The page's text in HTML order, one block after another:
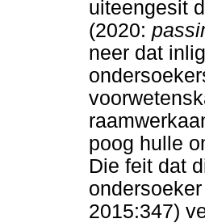
uiteengesit
(2020:
neer dat
poog hulle
Die feit dat
2015:347)